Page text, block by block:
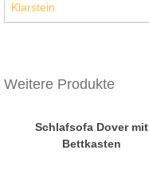
Klarstein
Weitere Produkte
Schlafsofa Dover mit
Bettkasten